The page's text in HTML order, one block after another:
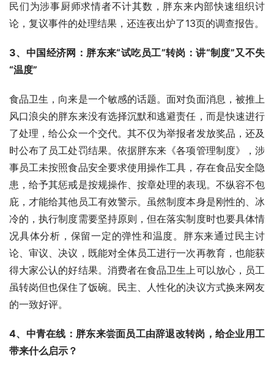
民们为涉事厨师求情者不计其数，胖东来内部快速组织讨
论，复议事件的处理结果，还连夜出炉了13页的调查报告。
3、中国经济网：胖东来“试吃员工”转岗：讲“制度”又不失
“温度”
食品卫生，向来是一个敏感的话题。面对负面消息，被推上
风口浪尖的胖东来没有选择沉默和逃避责任，而是快速进行
了处理，给公众一个交代。其不仅为举报者发放奖品，还及
时公布了员工处罚结果。依据胖东来《各项管理制度》，涉
事员工未按照食品安全要求使用操作工具，存在食品安全隐
患，给予其惩戒是按规操作、按章处理的表现。不纵容不包
庇，才能给其他员工有效警示。虽然制度本身是刚性的、冰
冷的，执行制度需要坚持原则，但在落实制度时也要具体情
况具体分析，保留一定的弹性和温度。胖东来通过民主讨
论、审议、决议，既能对全体员工进行一次再教育，也能获
得大家公认的好结果。消费者在食品卫生上可以放心，员工
虽转岗但也保住了饭碗。民主、人性化的决议方式换来网友
的一致好评。
4、中青在线：胖东来尝面员工由辞退改转岗，给企业用工
带来什么启示？